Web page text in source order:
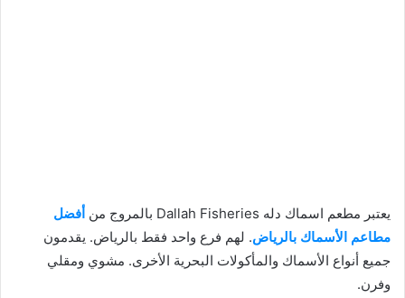
يعتبر مطعم اسماك دله Dallah Fisheries بالمروج من
أفضل
مطاعم الأسماك بالرياض. لهم فرع واحد فقط بالرياض. يقدمون
جميع أنواع الأسماك والمأكولات البحرية الأخرى. مشوي ومقلي
وفرن.